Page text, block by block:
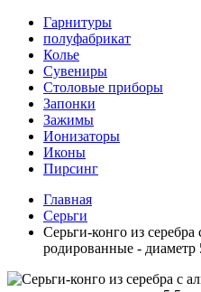
Гарнитуры
полуфабрикат
Колье
Сувениры
Столовые приборы
Запонки
Зажимы
Ионизаторы
Иконы
Пирсинг
Главная
Серьги
Серьги-конго из серебра
родированные - диаметр